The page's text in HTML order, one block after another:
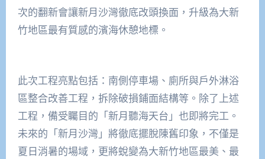
次的翻新會讓新月沙灣徹底改頭換面，升級為大新
竹地區最有質感的濱海休憩地標。
此次工程亮點包括：南側停車場、廁所與戶外淋浴
區整合改善工程，拆除破損鋪面結構等。除了上述
工程，備受矚目的「新月聽海天台」也即將完工。
未來的「新月沙灣」將徹底擺脫陳舊印象，不僅是
夏日消暑的場域，更將蛻變為大新竹地區最美、最